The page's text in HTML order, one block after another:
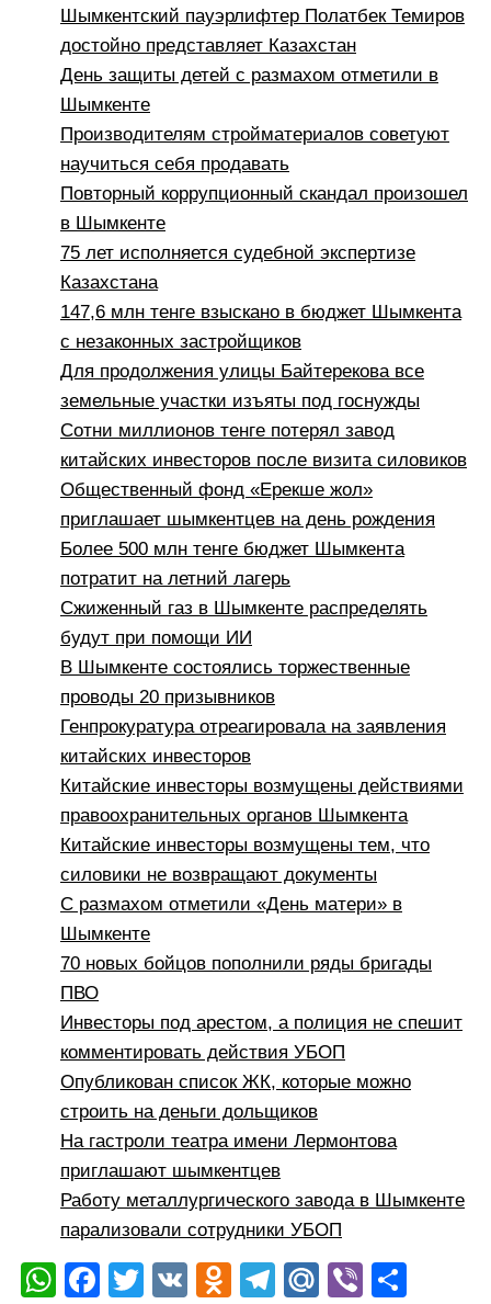
Шымкентский пауэрлифтер Полатбек Темиров
достойно представляет Казахстан
День защиты детей с размахом отметили в
Шымкенте
Производителям стройматериалов советуют
научиться себя продавать
Повторный коррупционный скандал произошел
в Шымкенте
75 лет исполняется судебной экспертизе
Казахстана
147,6 млн тенге взыскано в бюджет Шымкента
с незаконных застройщиков
Для продолжения улицы Байтерекова все
земельные участки изъяты под госнужды
Сотни миллионов тенге потерял завод
китайских инвесторов после визита силовиков
Общественный фонд «Ерекше жол»
приглашает шымкентцев на день рождения
Более 500 млн тенге бюджет Шымкента
потратит на летний лагерь
Сжиженный газ в Шымкенте распределять
будут при помощи ИИ
В Шымкенте состоялись торжественные
проводы 20 призывников
Генпрокуратура отреагировала на заявления
китайских инвесторов
Китайские инвесторы возмущены действиями
правоохранительных органов Шымкента
Китайские инвесторы возмущены тем, что
силовики не возвращают документы
С размахом отметили «День матери» в
Шымкенте
70 новых бойцов пополнили ряды бригады
ПВО
Инвесторы под арестом, а полиция не спешит
комментировать действия УБОП
Опубликован список ЖК, которые можно
строить на деньги дольщиков
На гастроли театра имени Лермонтова
приглашают шымкентцев
Работу металлургического завода в Шымкенте
парализовали сотрудники УБОП
W
F
T
V
O
T
M
Vi